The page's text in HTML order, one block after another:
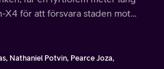
X4 för att försvara staden mot
Nathaniel Potvin, Pearce Joza,